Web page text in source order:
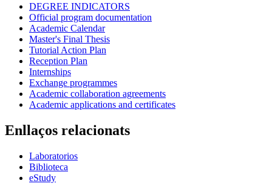
DEGREE INDICATORS
Official program documentation
Academic Calendar
Master's Final Thesis
Tutorial Action Plan
Reception Plan
Internships
Exchange programmes
Academic collaboration agreements
Academic applications and certificates
Enllaços relacionats
Laboratorios
Biblioteca
eStudy